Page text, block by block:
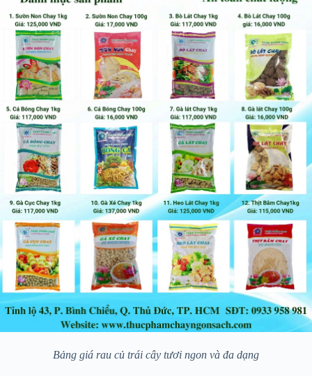
Bảng giá rau củ trái cây tươi ngon và đa dạng